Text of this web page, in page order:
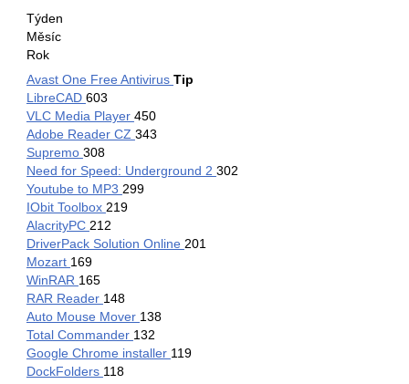
Týden
Měsíc
Rok
Za
týden
Avast One Free Antivirus Tip
LibreCAD 603
VLC Media Player 450
Adobe Reader CZ 343
Supremo 308
Need for Speed: Underground 2 302
Youtube to MP3 299
IObit Toolbox 219
AlacrityPC 212
DriverPack Solution Online 201
Mozart 169
WinRAR 165
RAR Reader 148
Auto Mouse Mover 138
Total Commander 132
Google Chrome installer 119
DockFolders 118